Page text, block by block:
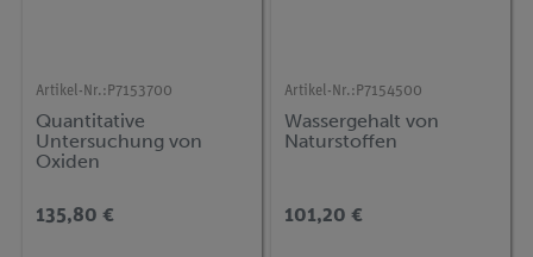
Artikel-Nr.: P7153700
Quantitative
Untersuchung von
Oxiden
135,80 €
Artikel-Nr.: P7154500
Wassergehalt von
Naturstoffen
101,20 €